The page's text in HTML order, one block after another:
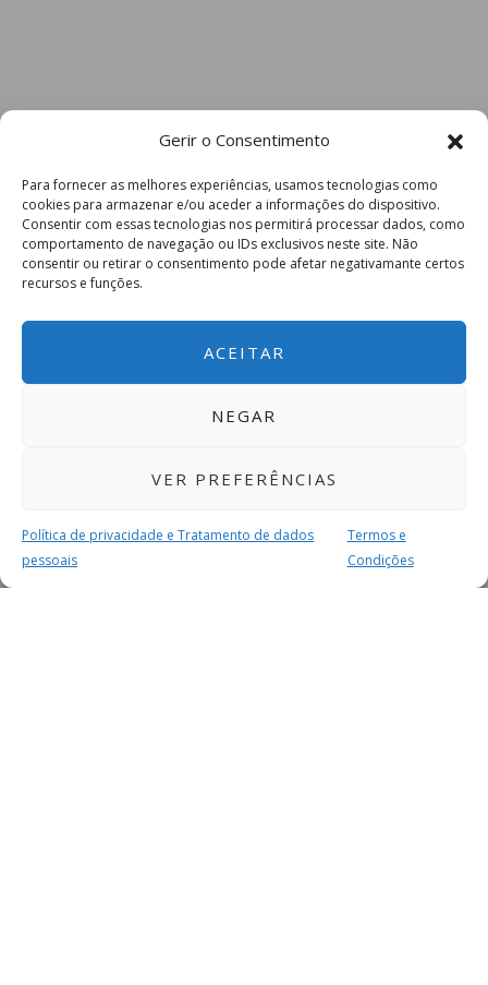
Gerir o Consentimento
Para fornecer as melhores experiências, usamos tecnologias como
cookies para armazenar e/ou aceder a informações do dispositivo.
Consentir com essas tecnologias nos permitirá processar dados, como
comportamento de navegação ou IDs exclusivos neste site. Não
consentir ou retirar o consentimento pode afetar negativamante certos
recursos e funções.
ACEITAR
NEGAR
VER PREFERÊNCIAS
Política de privacidade e Tratamento de dados
pessoais
Termos e
Condições